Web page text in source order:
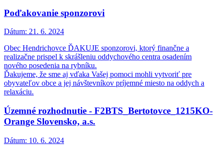
Poďakovanie sponzorovi
Dátum: 21. 6. 2024
Obec Hendrichovce ĎAKUJE sponzorovi, ktorý finančne a
realizačne prispel k skrášleniu oddychového centra osadením
nového posedenia na rybníku.
Ďakujeme, že sme aj vďaka Vašej pomoci mohli vytvoriť pre
obyvateľov obce a jej návštevníkov príjemné miesto na oddych a
relaxáciu.
Územné rozhodnutie - F2BTS_Bertotovce_1215KO-
Orange Slovensko, a.s.
Dátum: 10. 6. 2024